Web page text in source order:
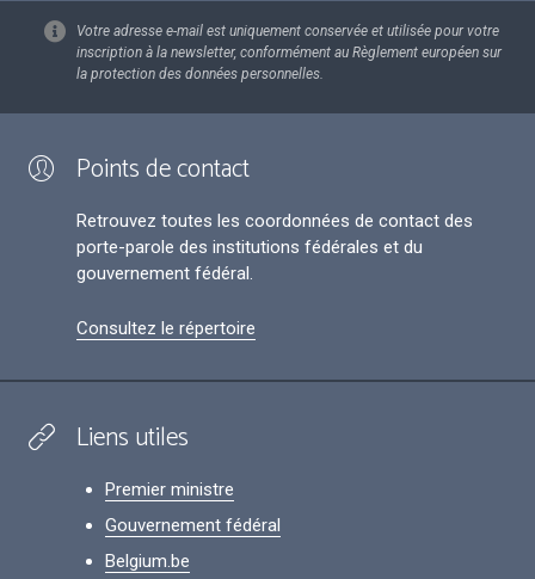
Votre adresse e-mail est uniquement conservée et utilisée pour votre
inscription à la newsletter, conformément au Règlement européen sur
la protection des données personnelles.
Points de contact
Retrouvez toutes les coordonnées de contact des
porte-parole des institutions fédérales et du
gouvernement fédéral.
Consultez le répertoire
Liens utiles
Premier ministre
Gouvernement fédéral
Belgium.be